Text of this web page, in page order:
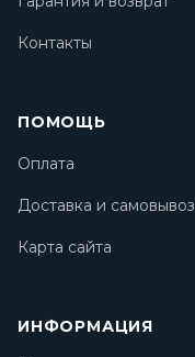
Контакты
ПОМОЩЬ
Оплата
Доставка и самовывоз
Карта сайта
ИНФОРМАЦИЯ